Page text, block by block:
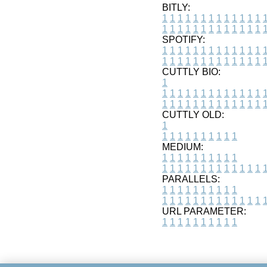
BITLY:
1 1 1 1 1 1 1 1 1 1 1 1 1 1
1 1 1 1 1 1 1 1 1 1 1 1 1 1
SPOTIFY:
1 1 1 1 1 1 1 1 1 1 1 1 1 1
1 1 1 1 1 1 1 1 1 1 1 1 1 1
CUTTLY BIO:
1
1 1 1 1 1 1 1 1 1 1 1 1 1 1
1 1 1 1 1 1 1 1 1 1 1 1 1 1
CUTTLY OLD:
1
1 1 1 1 1 1 1 1 1 1
MEDIUM:
1 1 1 1 1 1 1 1 1 1
1 1 1 1 1 1 1 1 1 1 1 1 1 1
PARALLELS:
1 1 1 1 1 1 1 1 1 1
1 1 1 1 1 1 1 1 1 1 1 1 1 1
URL PARAMETER:
1 1 1 1 1 1 1 1 1 1